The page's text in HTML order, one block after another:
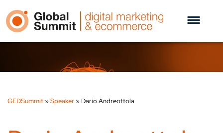
GEDSummit»Speaker» Dario Andreottola